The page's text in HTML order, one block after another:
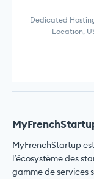
Dedicated
Location,
MyFrenchStartup
l’écosystème des
gamme de services